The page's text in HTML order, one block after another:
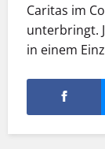
Caritas im
unterbringt.
in einem